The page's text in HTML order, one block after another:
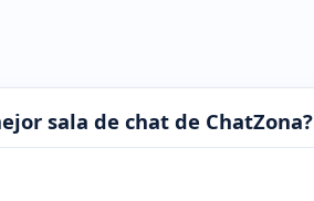
sala de chat de ChatZona?